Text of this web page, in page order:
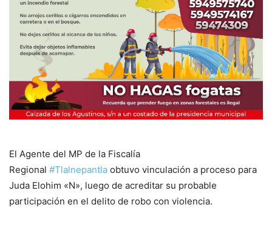
El Agente del MP de la Fiscalía
Regional #Tlalnepantla obtuvo vinculación a proceso para
Juda Elohim «N», luego de acreditar su probable
participación en el delito de robo con violencia.